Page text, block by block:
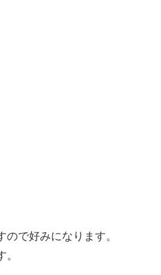
ので好みになります。